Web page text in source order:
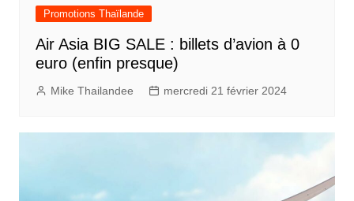
Promotions Thaïlande
Air Asia BIG SALE : billets d’avion à 0
euro (enfin presque)
Mike Thailandee mercredi 21 février 2024